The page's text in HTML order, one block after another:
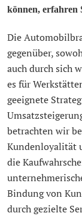
können, erfahren
Die
gegenüber,
auch durch sich
es für
geeignete
betrachten wir
Kundenloyalität
die
Bindung von
durch gezielte